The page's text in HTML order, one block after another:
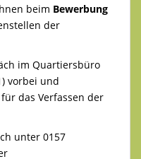
beim Bewerbung
der
im Quartiersbüro
vorbei und
das Verfassen der
unter 0157